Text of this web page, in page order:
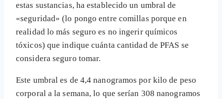
estas sustancias, ha establecido un umbral de
«seguridad» (lo pongo entre comillas porque en
realidad lo más seguro es no ingerir químicos
tóxicos) que indique cuánta cantidad de PFAS se
considera seguro tomar.
Este umbral es de 4,4 nanogramos por kilo de peso
corporal a la semana, lo que serían 308 nanogramos